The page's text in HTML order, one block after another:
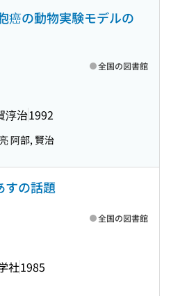
癌の動物実験モデルの
淳治1992
全国の図書館
阿部, 賢治
すの話題
社1985
全国の図書館